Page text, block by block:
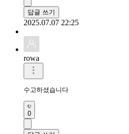
답글 쓰기
2025.07.07 22:25
rowa
수고하셨습니다
0